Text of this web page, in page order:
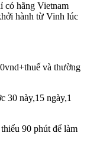
hãng Vietnam
hành từ Vinh lúc
và thường
30 này,15 ngày,1
90 phút để làm